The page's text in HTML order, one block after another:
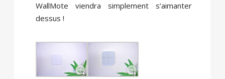
WallMote viendra simplement s’aimanter
dessus !